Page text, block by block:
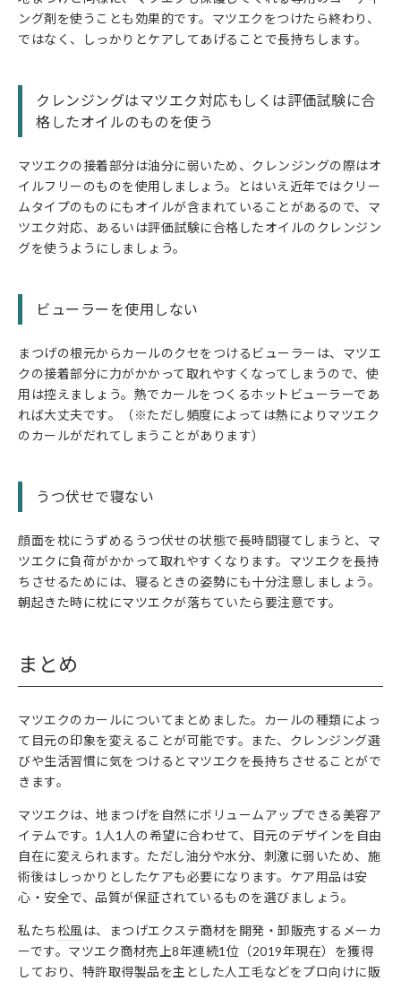
ング剤を使うことも効果的です。マツエクをつけたら終わり、
ではなく、しっかりとケアしてあげることで長持ちします。
クレンジングはマツエク対応もしくは評価試験に合
格したオイルのものを使う
マツエクの接着部分は油分に弱いため、クレンジングの際はオ
イルフリーのものを使用しましょう。とはいえ近年ではクリー
ムタイプのものにもオイルが含まれていることがあるので、マ
ツエク対応、あるいは評価試験に合格したオイルのクレンジン
グを使うようにしましょう。
ビューラーを使用しない
まつげの根元からカールのクセをつけるビューラーは、マツエ
クの接着部分に力がかかって取れやすくなってしまうので、使
用は控えましょう。熱でカールをつくるホットビューラーであ
れば大丈夫です。（※ただし頻度によっては熱によりマツエク
のカールがだれてしまうことがあります）
うつ伏せで寝ない
顔面を枕にうずめるうつ伏せの状態で長時間寝てしまうと、マ
ツエクに負荷がかかって取れやすくなります。マツエクを長持
ちさせるためには、寝るときの姿勢にも十分注意しましょう。
朝起きた時に枕にマツエクが落ちていたら要注意です。
まとめ
マツエクのカールについてまとめました。カールの種類によっ
て目元の印象を変えることが可能です。また、クレンジング選
びや生活習慣に気をつけるとマツエクを長持ちさせることがで
きます。
マツエクは、地まつげを自然にボリュームアップできる美容ア
イテムです。1人1人の希望に合わせて、目元のデザインを自由
自在に変えられます。ただし油分や水分、刺激に弱いため、施
術後はしっかりとしたケアも必要になります。ケア用品は安
心・安全で、品質が保証されているものを選びましょう。
私たち松風は、まつげエクステ商材を開発・卸販売するメーカ
ーです。マツエク商材売上8年連続1位（2019年現在）を獲得
しており、特許取得製品を主とした人工毛などをプロ向けに販